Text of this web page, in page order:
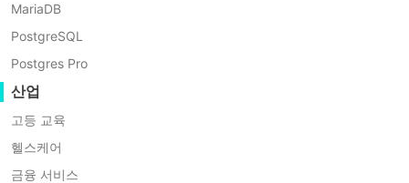
MariaDB
PostgreSQL
Postgres Pro
산업
고등 교육
헬스케어
금융 서비스
하
방
크
EFI(Extensible Firmware Interface)는
초기에 인텔에 의해 레거시 BIOS를 대체
하기 위해 개발되었습니다. 이후 이 표준
은 확장되어 UEFI(Unified EFI)로 표준화
되었으며, 현재 PC 및 서버 메인보드에서
사용되는 현대적인 펌웨어 표준입니다.